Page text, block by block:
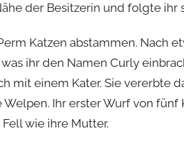
der Besitzerin und folgte ihr
Katzen abstammen. Nach
ihr den Namen Curly
mit einem Kater. Sie vererbte
Ihr erster Wurf von fünf
wie ihre Mutter.